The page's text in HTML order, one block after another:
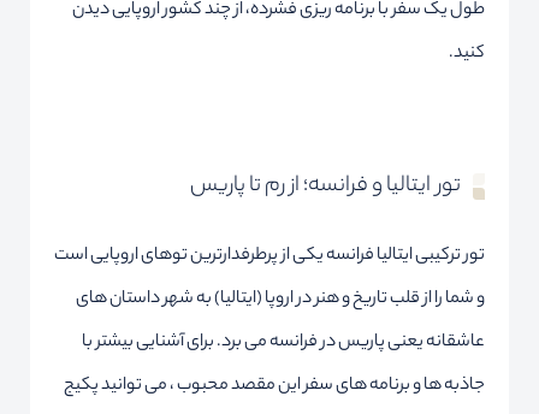
طول یک سفر با برنامه ریزی فشرده، از چند کشور اروپایی دیدن
کنید.
تور ایتالیا و فرانسه؛ از رم تا پاریس
تور ترکیبی ایتالیا فرانسه یکی از پرطرفدارترین توهای اروپایی است
و شما را از قلب تاریخ و هنر در اروپا (ایتالیا) به شهر داستان های
عاشقانه یعنی پاریس در فرانسه می برد. برای آشنایی بیشتر با
جاذبه ها و برنامه های سفر این مقصد محبوب ، می توانید پکیج